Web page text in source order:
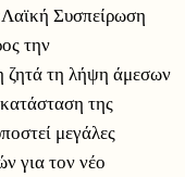
Συσπείρωση
την
ζητά τη λήψη άμεσων
της
μεγάλες
για τον νέο